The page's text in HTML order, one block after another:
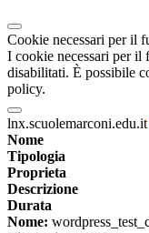
Cookie necessari per il
I cookie necessari per il
disabilitati. È possibile
policy.
lnx.scuolemarconi.edu.it
Nome
Tipologia
Proprieta
Descrizione
Durata
Nome: